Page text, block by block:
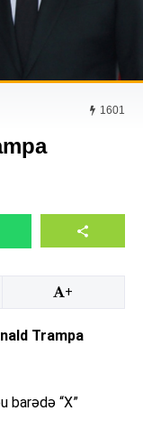
1601
+
Trampa
barədə “X”